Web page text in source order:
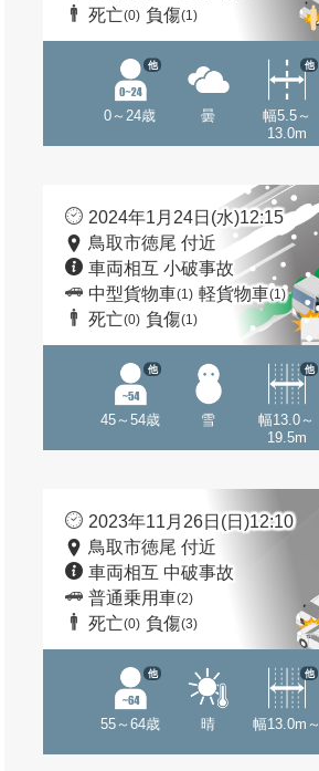
死亡(0) 負傷(1)
0～24歳
他
曇
幅5.5～
13.0m
他
2024年1月24日(水)12:15
鳥取市徳尾 付近
車両相互 小破事故
中型貨物車(1) 軽貨物車(1)
死亡(0) 負傷(1)
45～54歳
他
雪
幅13.0～
19.5m
他
2023年11月26日(日)12:10
鳥取市徳尾 付近
車両相互 中破事故
普通乗用車(2)
死亡(0) 負傷(3)
55～64歳
他
晴 幅13.0m～
他